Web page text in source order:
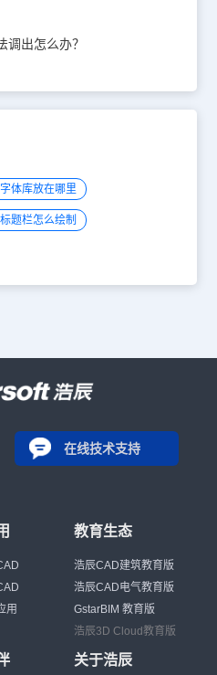
调出怎么办？
体库放在哪里
题栏怎么绘制
在线技术支持
用
教育生态
浩辰CAD建筑教育版
浩辰CAD电气教育版
GstarBIM 教育版
浩辰3D Cloud教育版
关于浩辰